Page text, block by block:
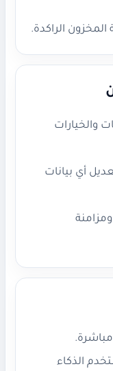
الراكدة.
والخيارات
أي بيانات
الذكاء